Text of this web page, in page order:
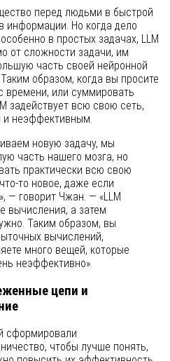
перед людьми в быстрой
информации. Но когда дело
в простых задачах, LLM
от сложности задачи, им
часть своей нейронной
образом, когда вы просите
времени, или суммировать
задействует всю свою сеть,
и неэффективным.
новую задачу, мы
часть нашего мозга, но
практически всю свою
то новое, даже если
— говорит Чжан. — «LLM
вычисления, а затем
Таким образом, вы
вычислений,
много вещей, которые
неэффективно».
цепи и
сформировали
чтобы лучше понять,